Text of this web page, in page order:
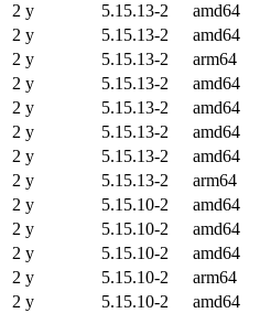
2 y
5.15.13-2 amd64
2 y
5.15.13-2 amd64
2 y
5.15.13-2 arm64
2 y
5.15.13-2 amd64
2 y
5.15.13-2 amd64
2 y
5.15.13-2 amd64
2 y
5.15.13-2 amd64
2 y
5.15.13-2 arm64
2 y
5.15.10-2 amd64
2 y
5.15.10-2 amd64
2 y
5.15.10-2 amd64
2 y
5.15.10-2 arm64
2 y
5.15.10-2 amd64